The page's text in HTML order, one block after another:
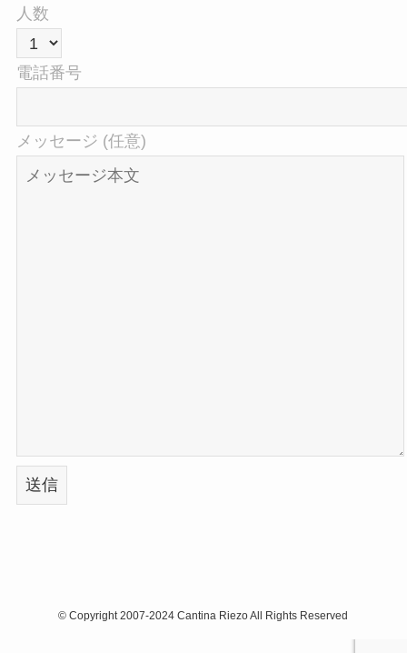
人数
電話番号
メッセージ (任意)
© Copyright 2007-2024 Cantina Riezo All Rights Reserved